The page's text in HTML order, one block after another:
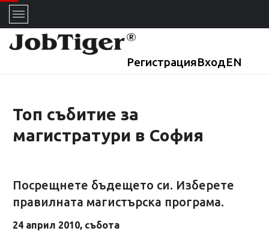
РегистрацияВходEN
Топ събитие за
магистратури в София
Посрещнете бъдещето си. Изберете
правилната магистърска програма.
24 април 2010, събота